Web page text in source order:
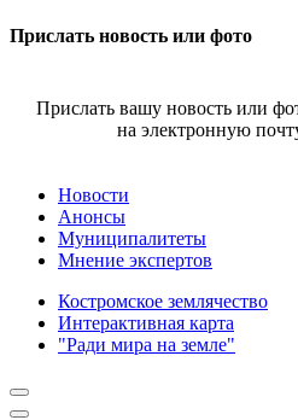
Прислать новость или фото
Прислать вашу новость или
на электронную
Новости
Анонсы
Муниципалитеты
Мнение экспертов
Костромское землячество
Интерактивная карта
"Ради мира на земле"